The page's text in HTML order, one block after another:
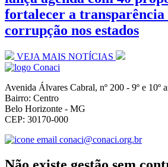
fortalecer a transparência
corrupção nos estados
VEJA MAIS NOTÍCIAS
Avenida Álvares Cabral, nº 200 - 9º e 10º
Bairro: Centro
Belo Horizonte - MG
CEP: 30170-000
conaci@conaci.org.br